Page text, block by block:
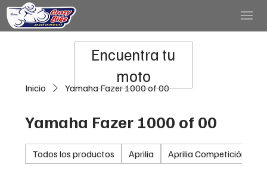
Inicio Yamaha Fazer 1000 of 00
Yamaha Fazer 1000 of 00
Todos los productos Aprilia Aprilia Competición
Encuentra tu
moto